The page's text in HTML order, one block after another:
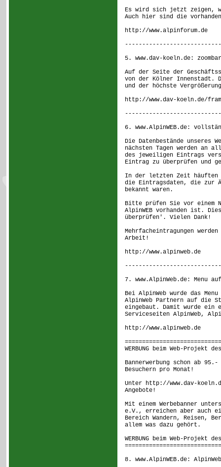
Es wird sich jetzt zeigen,
Auch hier sind die
http://www.alpinforum.de
5. www.dav-koeln.de:
Auf der Seite der
von der Kölner Innenstadt.
und der höchste
http://www.dav-koeln.de/
6. www.AlpinWEB.de:
Die Datenbestände unseres
nächsten Tagen werden an
des jeweiligen Eintrags
Eintrag zu überprüfen und
In der letzten Zeit häuften
die Eintragsdaten, die zur
bekannt waren.
Bitte prüfen Sie vor einem
AlpinWEB vorhanden ist.
überprüfen'. Vielen Dank!
Mehrfacheintragungen
Arbeit!
http://www.alpinweb.de
7. www.AlpinWeb.de: Menu
Bei AlpinWeb wurde das
AlpinWeb Partnern auf die
eingebaut. Damit wurde
Serviceseiten AlpinWeb,
http://www.alpinweb.de
WERBUNG beim Web-Projekt
Bannerwerbung schon ab
Besuchern pro Monat!
Unter http://www.dav-
Angebote!
Mit einem Werbebanner
e.V., erreichen aber auch
Bereich Wandern, Reisen,
allem was dazu gehört.
WERBUNG beim Web-Projekt
8. www.AlpinWEB.de: